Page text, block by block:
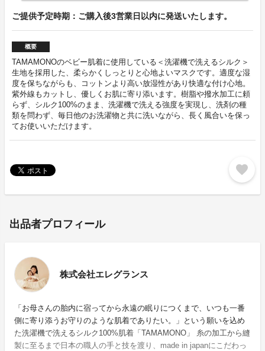
ご提供予定時期：ご購入後3営業日以内に発送いたします。
概要
TAMAMONOのベビー肌着に使用している＜洗濯機で洗えるシルク＞
生地を採用した、柔らかくしっとりと心地よいマスクです。適度な湿
度を保ちながらも、コットンより高い放湿性があり快適な付け心地。
紫外線もカットし、優しくお肌に寄り添います。樹脂や撥水加工に頼
らず、シルク100%のまま、洗濯機で洗える強度を実現し、洗剤の種
類を問わず、毎日他のお洗濯物と共に洗いながら、長く風合いを保っ
てお使いいただけます。
favorite
出品者プロフィール
株式会社エレグランス
「お母さんの胎内に宿ってから永遠の眠りにつくまで、いつも一番
側に寄り添うお守りのような肌着でありたい。」という願いを込め
た洗濯機で洗えるシルク100%肌着「TAMAMONO」 糸の加工から縫
製に至るまで日本の職人の手と技を渡り、made in japanにこだわっ